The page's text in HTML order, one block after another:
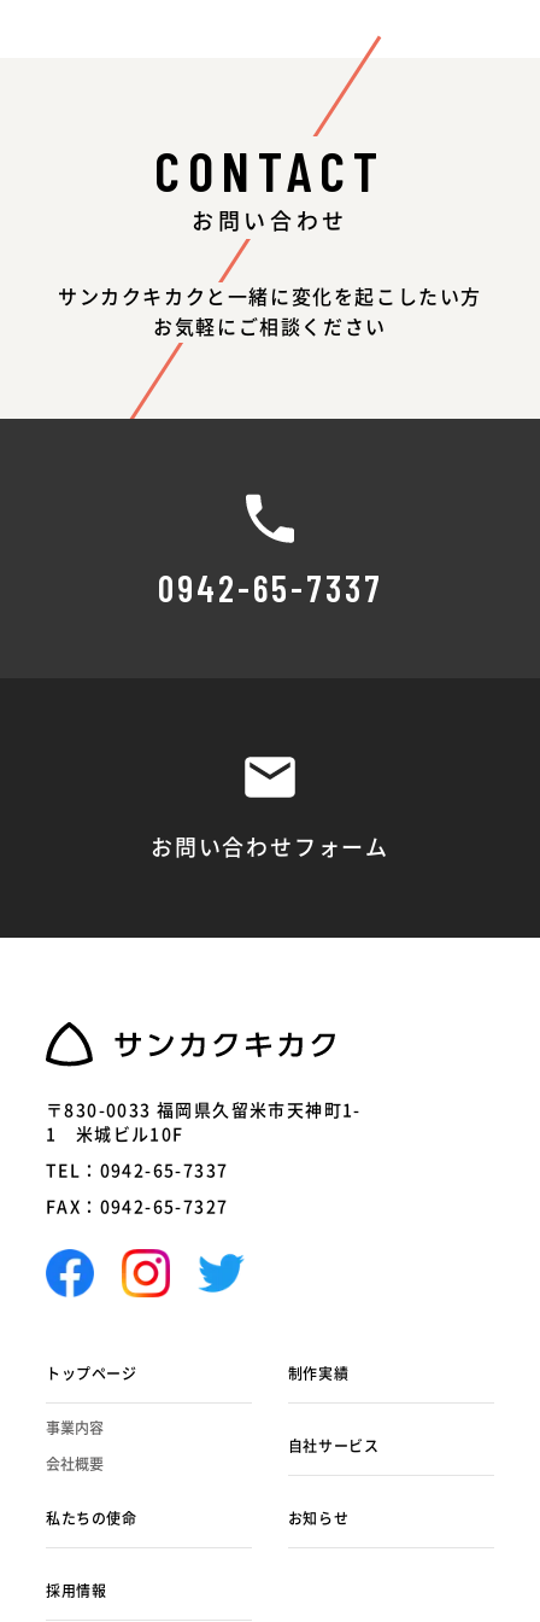
CONTACT
お問い合わせ
サンカクキカクと一緒に変化を起こしたい方
お気軽にご相談ください
0942-65-7337
お問い合わせフォーム
〒830-0033 福岡県久留米市天神町1-
1 米城ビル10F
TEL：0942-65-7337
FAX：0942-65-7327
トップページ
事業内容
会社概要
私たちの使命
制作実績
自社サービス
お知らせ
採用情報